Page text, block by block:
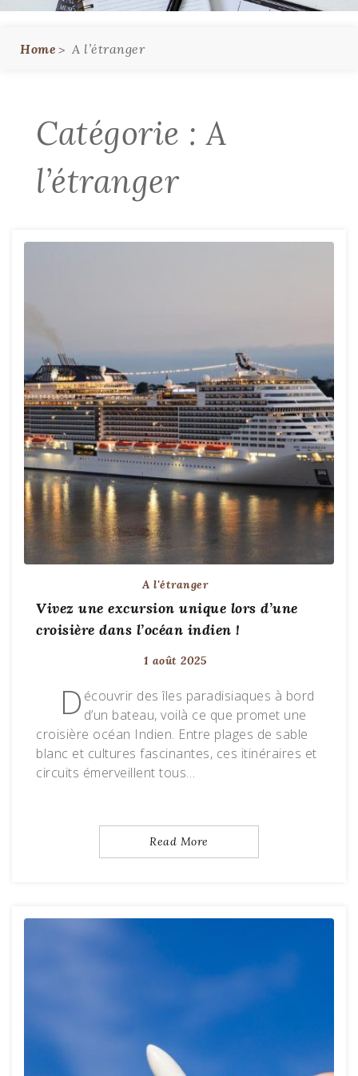
Home A l’étranger
Catégorie :A
l’étranger
A l'étranger
Vivez une excursion unique lors d’une
croisière dans l’océan indien !
1 août 2025
D écouvrir des îles paradisiaques à bord
d’un bateau, voilà ce que promet une
croisière océan Indien. Entre plages de sable
blanc et cultures fascinantes, ces itinéraires et
circuits émerveillent tous…
Read More